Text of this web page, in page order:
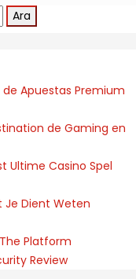
Apuestas Premium
de Gaming en
Ultime Casino Spel
Je Dient Weten
Platform
Review